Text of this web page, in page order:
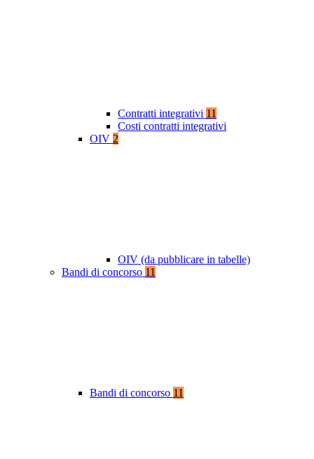
Contratti integrativi 11
Costi contratti integrativi
OIV 2
OIV (da pubblicare in tabelle)
Bandi di concorso 11
Bandi di concorso 11